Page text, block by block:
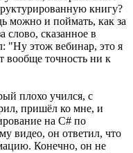
книгу?
можно и поймать, как за
сказанное в
"Ну этож вебинар, это я
вообще точность ни к
плохо учился, с
пришёл ко мне, и
на C# по
видео, он ответил, что
Конечно, он не